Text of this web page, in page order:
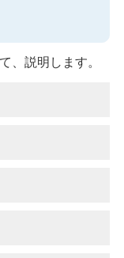
、説明します。